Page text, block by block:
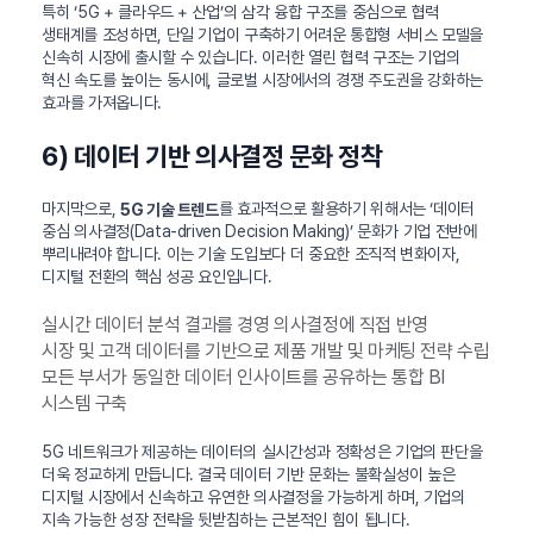
특히 ‘5G + 클라우드 + 산업’의 삼각 융합 구조를 중심으로 협력
생태계를 조성하면, 단일 기업이 구축하기 어려운 통합형 서비스 모델을
신속히 시장에 출시할 수 있습니다. 이러한 열린 협력 구조는 기업의
혁신 속도를 높이는 동시에, 글로벌 시장에서의 경쟁 주도권을 강화하는
효과를 가져옵니다.
6) 데이터 기반 의사결정 문화 정착
마지막으로, 5G 기술 트렌드를 효과적으로 활용하기 위해서는 ‘데이터
중심 의사결정(Data-driven Decision Making)’ 문화가 기업 전반에
뿌리내려야 합니다. 이는 기술 도입보다 더 중요한 조직적 변화이자,
디지털 전환의 핵심 성공 요인입니다.
실시간 데이터 분석 결과를 경영 의사결정에 직접 반영
시장 및 고객 데이터를 기반으로 제품 개발 및 마케팅 전략 수립
모든 부서가 동일한 데이터 인사이트를 공유하는 통합 BI
시스템 구축
5G 네트워크가 제공하는 데이터의 실시간성과 정확성은 기업의 판단을
더욱 정교하게 만듭니다. 결국 데이터 기반 문화는 불확실성이 높은
디지털 시장에서 신속하고 유연한 의사결정을 가능하게 하며, 기업의
지속 가능한 성장 전략을 뒷받침하는 근본적인 힘이 됩니다.